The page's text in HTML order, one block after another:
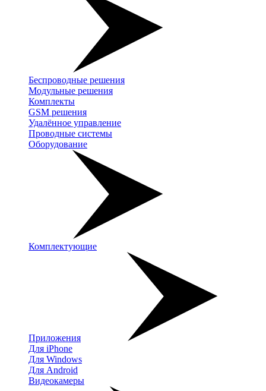
Беспроводные решения
Модульные решения
Комплекты
GSM решения
Удалённое управление
Проводные системы
Оборудование
Комплектующие
Приложения
Для iPhone
Для Windows
Для Android
Видеокамеры